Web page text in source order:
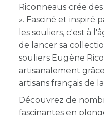
Riconneaus crée
». Fasciné et inspiré
les souliers, c'est à
de lancer sa
souliers Eugène
artisanalement
artisans français de
Découvrez de
fascinantes en